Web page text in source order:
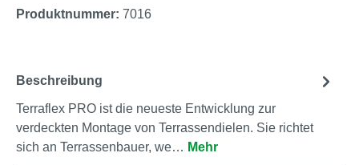
Produktnummer: 7016
Beschreibung
Terraflex PRO ist die neueste Entwicklung zur
verdeckten Montage von Terrassendielen. Sie richtet
sich an Terrassenbauer, we… Mehr